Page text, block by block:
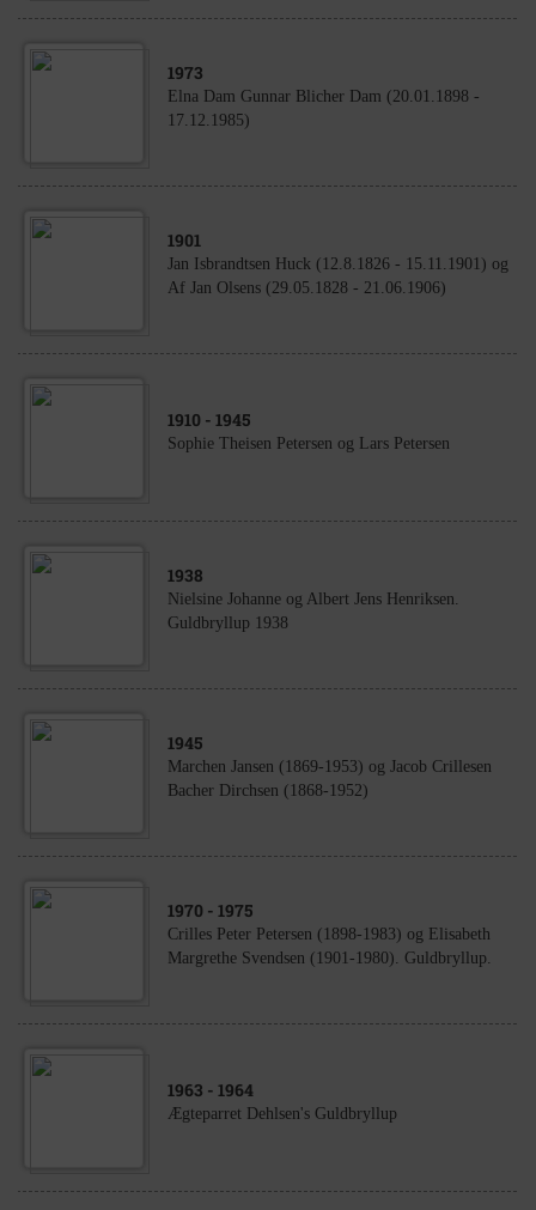
1973
Elna Dam Gunnar Blicher Dam (20.01.1898 -
17.12.1985)
1901
Jan Isbrandtsen Huck (12.8.1826 - 15.11.1901) og
Af Jan Olsens (29.05.1828 - 21.06.1906)
1910 - 1945
Sophie Theisen Petersen og Lars Petersen
1938
Nielsine Johanne og Albert Jens Henriksen.
Guldbryllup 1938
1945
Marchen Jansen (1869-1953) og Jacob Crillesen
Bacher Dirchsen (1868-1952)
1970 - 1975
Crilles Peter Petersen (1898-1983) og Elisabeth
Margrethe Svendsen (1901-1980). Guldbryllup.
1963 - 1964
Ægteparret Dehlsen's Guldbryllup